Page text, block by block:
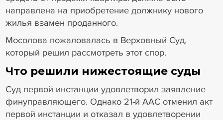
направлена на приобретение должнику нового
жилья взамен проданного.
Мосолова пожаловалась в Верховный Суд,
который решил рассмотреть этот спор.
Что решили нижестоящие суды
Суд первой инстанции удовлетворил заявление
финуправляющего. Однако 21-й ААС отменил акт
первой инстанции и отказал в удовлетворении